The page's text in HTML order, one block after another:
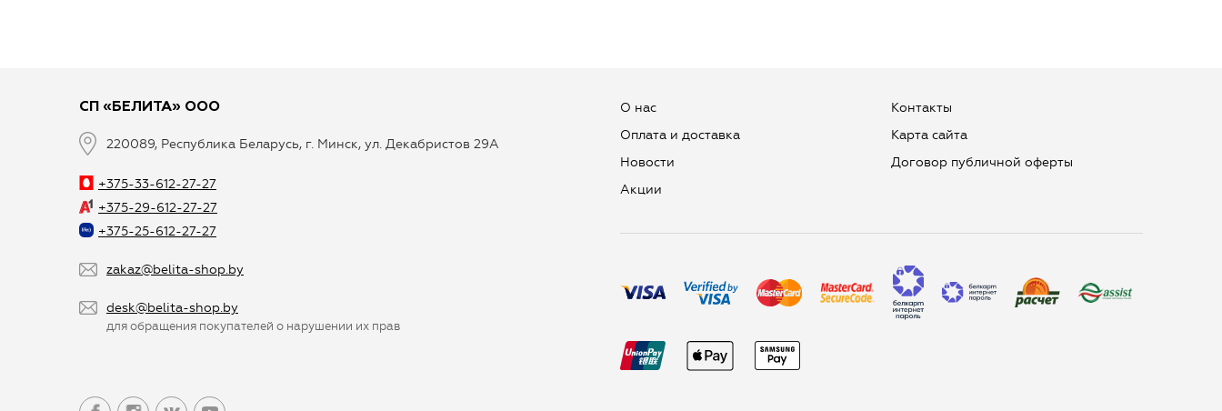
СП «БЕЛИТА» ООО
220089, Республика Беларусь, г. Минск, ул. Декабристов 29А
+375-33-612-27-27
+375-29-612-27-27
+375-25-612-27-27
zakaz@belita-shop.by
desk@belita-shop.by
для обращения покупателей о нарушении их прав
О нас
Оплата и доставка
Новости
Aкции
Контакты
Карта сайта
Договор публичной оферты